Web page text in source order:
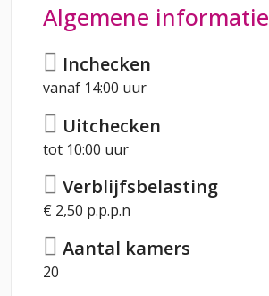
Algemene informatie
Inchecken
vanaf 14:00 uur
Uitchecken
tot 10:00 uur
Verblijfsbelasting
€ 2,50 p.p.p.n
Aantal kamers
20